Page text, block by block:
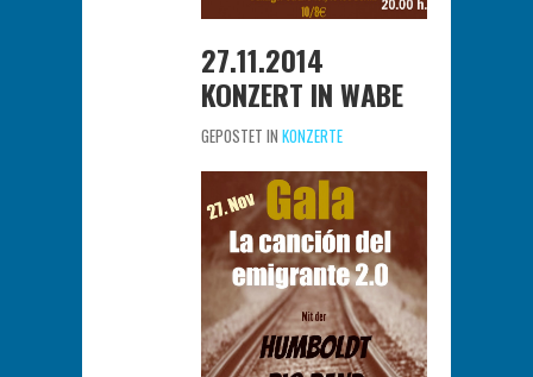
27.11.2014
KONZERT IN WABE
GEPOSTET IN KONZERTE